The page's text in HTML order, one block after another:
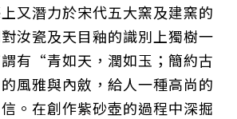
又潛力於宋代五大窯及建窯的
汝瓷及天目釉的識別上獨樹一
有“青如天，潤如玉；簡約古
風雅與內斂，給人一種高尚的
。在創作紫砂壺的過程中深掘